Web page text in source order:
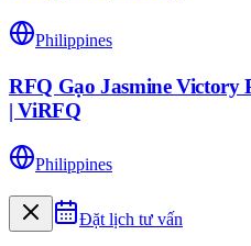
Philippines
RFQ Gạo Jasmine Victory
| ViRFQ
Philippines
Đặt lịch tư vấn